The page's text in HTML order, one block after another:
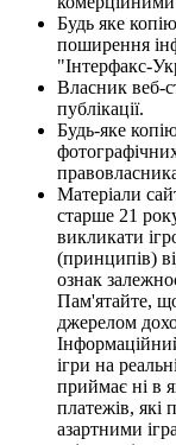
Будь яке
поширення
"Інтерфакс-
Власник веб-
публікації.
Будь-яке
Матеріали
старше 21
викликати
(принципів)
ознак
Пам'ятайте,
джерелом
ігри на
приймає ні в
платежів, які
азартними